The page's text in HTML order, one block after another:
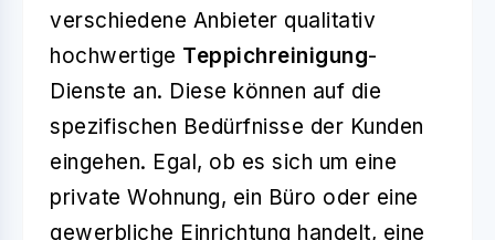
verschiedene Anbieter qualitativ
hochwertige Teppichreinigung-
Dienste an. Diese können auf die
spezifischen Bedürfnisse der Kunden
eingehen. Egal, ob es sich um eine
private Wohnung, ein Büro oder eine
gewerbliche Einrichtung handelt, eine